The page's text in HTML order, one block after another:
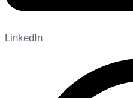
LinkedIn